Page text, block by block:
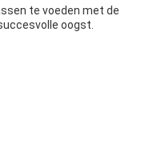
te voeden met de
oogst.